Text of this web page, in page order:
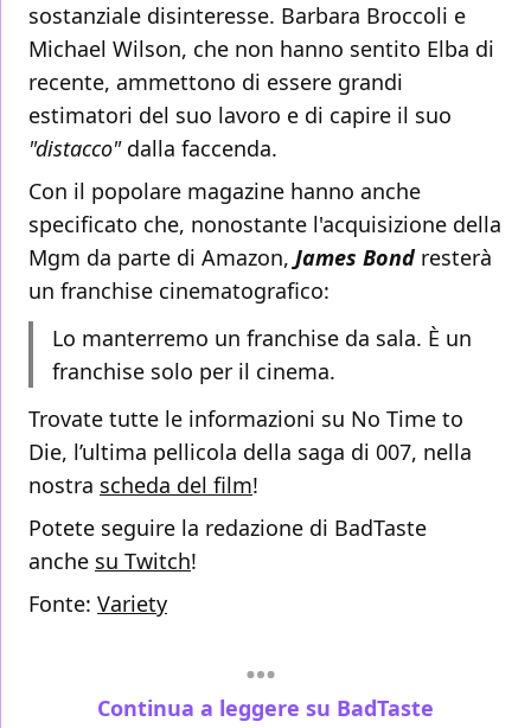
sostanziale disinteresse. Barbara Broccoli e
Michael Wilson, che non hanno sentito Elba di
recente, ammettono di essere grandi
estimatori del suo lavoro e di capire il suo
"distacco"dalla faccenda.
Con il popolare magazine hanno anche
specificato che, nonostante l'acquisizione della
Mgm da parte di Amazon, James Bondresterà
un franchise cinematografico:
Lo manterremo un franchise da sala. È un
franchise solo per il cinema.
Trovate tutte le informazioni su No Time to
Die, l’ultima pellicola della saga di 007, nella
nostra scheda del film!
Potete seguire la redazione di BadTaste
anche su Twitch!
Fonte: Variety
Continua a leggere su BadTaste